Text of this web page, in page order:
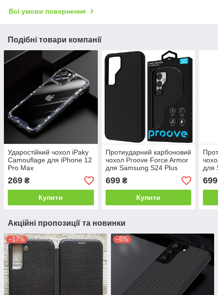
Всі умови повернення
Подібні товари компанії
Ударостійкий чохол iPaky
Camouflage для iPhone 12
Pro Max
269 ₴
Купити
Протиударний карбоновий
чохол Proove Force Armor
для Samsung S24 Plus
699₴
Купити
для
699
Акційні пропозиції та новинки
–17% –5%